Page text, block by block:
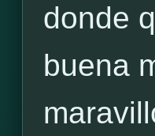
donde
buena